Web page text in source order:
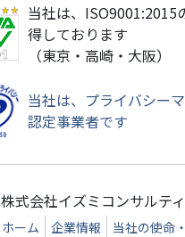
当社は、ISO9001:2015
得しております
（東京・高崎・大阪）
当社は、プライバシー
認定事業者です
株式会社イズミコンサルテ
ホーム 企業情報
当社の使命